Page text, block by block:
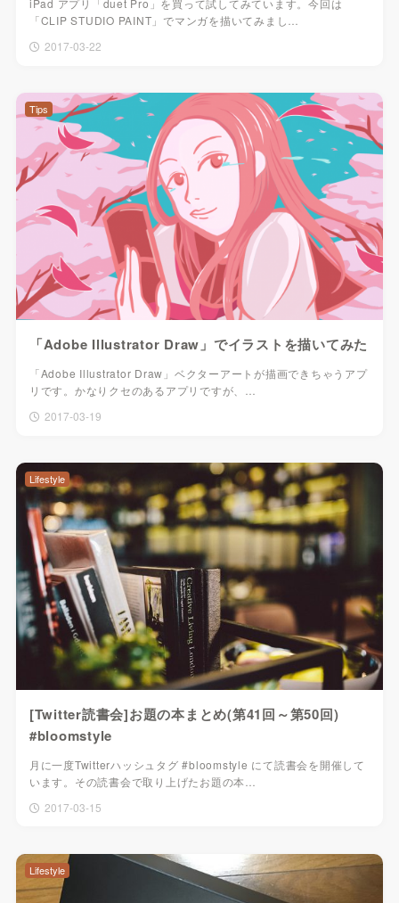
iPad アプリ「duet Pro」を買って試してみています。今回は
「CLIP STUDIO PAINT」でマンガを描いてみまし…
2017-03-22
「Adobe Illustrator Draw」でイラストを描いてみた
「Adobe Illustrator Draw」ベクターアートが描画できちゃうアプ
リです。かなりクセのあるアプリですが、…
2017-03-19
Tips
[Twitter読書会]お題の本まとめ(第41回～第50回)
#bloomstyle
月に一度Twitterハッシュタグ #bloomstyle にて読書会を開催して
います。その読書会で取り上げたお題の本…
2017-03-15
Lifestyle
Lifestyle